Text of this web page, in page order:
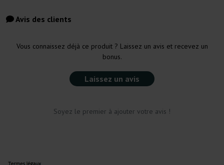
Avis des clients
Vous connaissez déjà ce produit ? Laissez un avis et recevez un
bonus.
Laissez un avis
Soyez le premier à ajouter votre avis !